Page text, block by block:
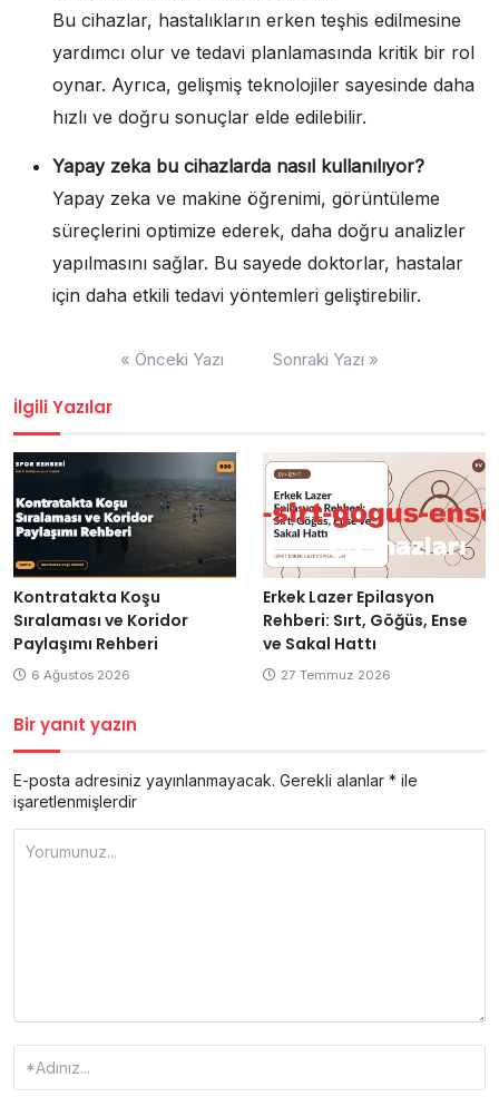
Bu cihazlar, hastalıkların erken teşhis edilmesine
yardımcı olur ve tedavi planlamasında kritik bir rol
oynar. Ayrıca, gelişmiş teknolojiler sayesinde daha
hızlı ve doğru sonuçlar elde edilebilir.
Yapay zeka bu cihazlarda nasıl kullanılıyor?
Yapay zeka ve makine öğrenimi, görüntüleme
süreçlerini optimize ederek, daha doğru analizler
yapılmasını sağlar. Bu sayede doktorlar, hastalar
için daha etkili tedavi yöntemleri geliştirebilir.
« Önceki Yazı Sonraki Yazı »
İlgili Yazılar
Kontratakta Koşu
Sıralaması ve Koridor
Paylaşımı Rehberi
6 Ağustos 2026
Erkek Lazer Epilasyon
Rehberi: Sırt, Göğüs, Ense
ve Sakal Hattı
27 Temmuz 2026
Bir yanıt yazın
E-posta adresiniz yayınlanmayacak. Gerekli alanlar * ile
işaretlenmişlerdir